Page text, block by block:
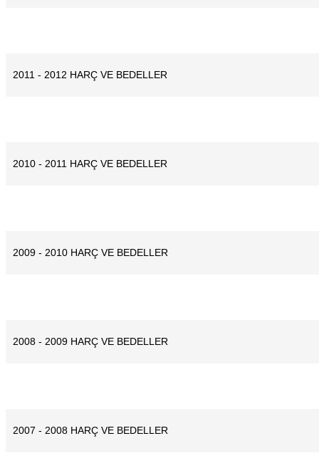
2011 - 2012 HARÇ VE BEDELLER
2010 - 2011 HARÇ VE BEDELLER
2009 - 2010 HARÇ VE BEDELLER
2008 - 2009 HARÇ VE BEDELLER
2007 - 2008 HARÇ VE BEDELLER